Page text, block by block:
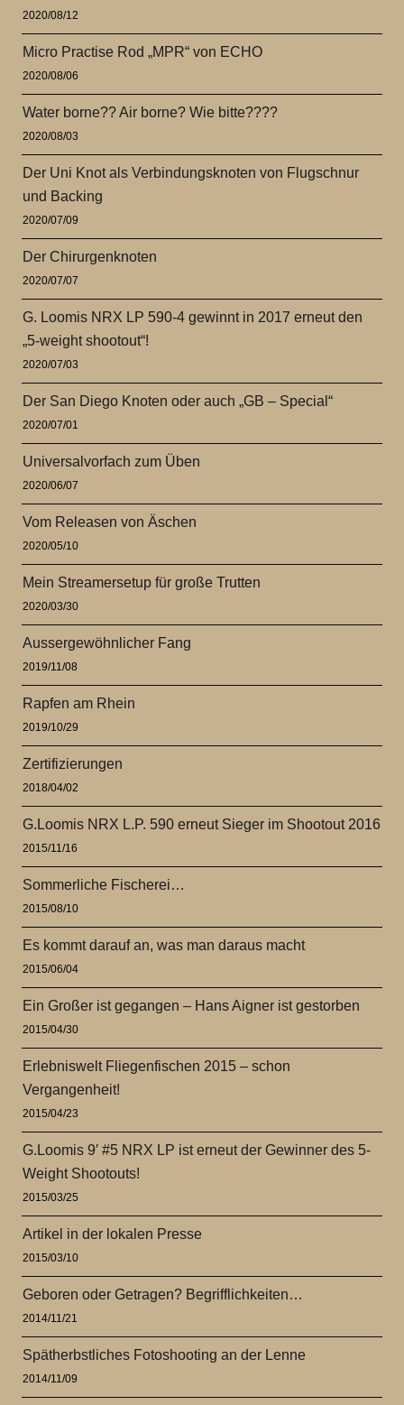
2020/08/12
Micro Practise Rod „MPR“ von ECHO
2020/08/06
Water borne?? Air borne? Wie bitte????
2020/08/03
Der Uni Knot als Verbindungsknoten von Flugschnur
und Backing
2020/07/09
Der Chirurgenknoten
2020/07/07
G. Loomis NRX LP 590-4 gewinnt in 2017 erneut den
„5-weight shootout“!
2020/07/03
Der San Diego Knoten oder auch „GB – Special“
2020/07/01
Universalvorfach zum Üben
2020/06/07
Vom Releasen von Äschen
2020/05/10
Mein Streamersetup für große Trutten
2020/03/30
Aussergewöhnlicher Fang
2019/11/08
Rapfen am Rhein
2019/10/29
Zertifizierungen
2018/04/02
G.Loomis NRX L.P. 590 erneut Sieger im Shootout 2016
2015/11/16
Sommerliche Fischerei…
2015/08/10
Es kommt darauf an, was man daraus macht
2015/06/04
Ein Großer ist gegangen – Hans Aigner ist gestorben
2015/04/30
Erlebniswelt Fliegenfischen 2015 – schon
Vergangenheit!
2015/04/23
G.Loomis 9′ #5 NRX LP ist erneut der Gewinner des 5-
Weight Shootouts!
2015/03/25
Artikel in der lokalen Presse
2015/03/10
Geboren oder Getragen? Begrifflichkeiten…
2014/11/21
Spätherbstliches Fotoshooting an der Lenne
2014/11/09